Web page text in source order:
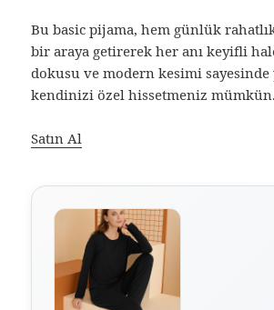
Bu basic pijama, hem günlük rahatlık
bir araya getirerek her anı keyifli
dokusu ve modern kesimi sayesinde
kendinizi özel hissetmeniz mümkün.
Satın Al